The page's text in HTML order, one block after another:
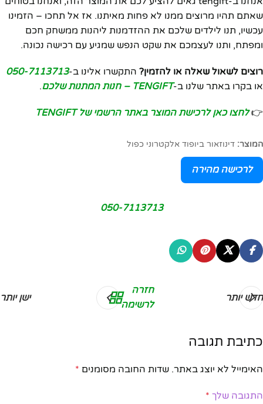
שאתם תהיו מרוצים ממנו לא פחות מאיתנו. אז אל תחכו – הזמינו
עכשיו, תנו לילדים שלכם את ההזדמנות ליהנות ממשחק חכם
ומפתח, ותנו לעצמכם את שקט הנפש שמגיע עם רכישה נכונה.
רוצים לשאול שאלה או להזמין? התקשרו אלינו ב-050-7113713
או בקרו באתר שלנו ב-TENGIFT – חנות המתנות שלכם .
👉לחצו כאן לרכישת המוצר באתר הרשמי של TENGIFT
המוצר: דינוזאור ביופוד אלקטרוני כפול
לרכישה מהירה
050-7113713
חדש יותר
חזרה
לרשימה
ישן יותר
כתיבת תגובה
האימייל לא יוצג באתר. שדות החובה מסומנים *
התגובה שלך *